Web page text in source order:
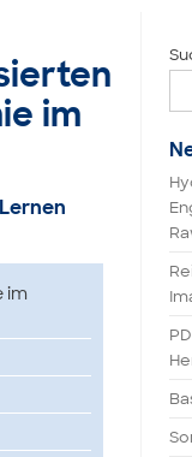
im
im